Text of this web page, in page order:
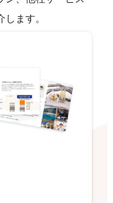
ます。